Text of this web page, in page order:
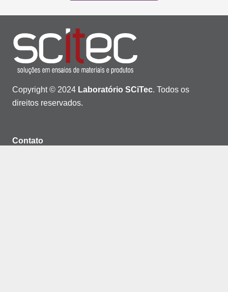
Copyright © 2024 Laboratório SCiTec. Todos os
direitos reservados.
Contato